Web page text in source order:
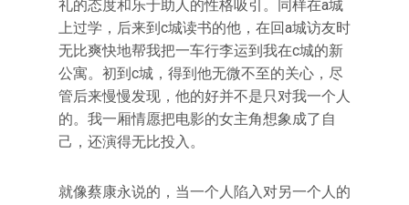
礼的态度和乐于助人的性格吸引。同样在a城
上过学，后来到c城读书的他，在回a城访友时
无比爽快地帮我把一车行李运到我在c城的新
公寓。初到c城，得到他无微不至的关心，尽
管后来慢慢发现，他的好并不是只对我一个人
的。我一厢情愿把电影的女主角想象成了自
己，还演得无比投入。
就像蔡康永说的，当一个人陷入对另一个人的